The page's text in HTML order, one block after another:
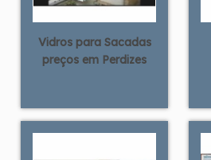
Vidros para Sacadas
preços em Perdizes